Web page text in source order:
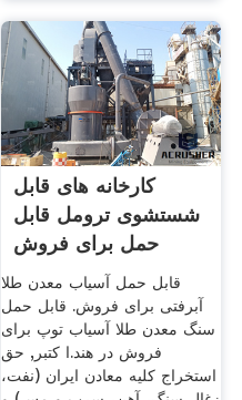
کارخانه های قابل
شستشوی ترومل قابل
حمل برای فروش
قابل حمل آسیاب معدن طلا
آبرفتی برای فروش. قابل حمل
سنگ معدن طلا آسیاب توپ برای
فروش در هند.ا کتبر, حق
استخراج کلیه معادن ایران (نفت،